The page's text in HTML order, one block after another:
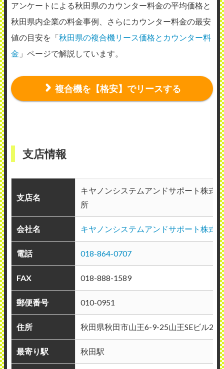
アンケートによる秋田県のカウンター料金の平均価格と
秋田県内企業の料金事例、さらにカウンター料金の最安
値の目安を「秋田県の複合機リース価格とカウンター料
金 」ページで解説しています。
複合機を【格安】でリースする
支店情報
支店名
キヤノンシステムアンドサポート株式
所
会社名 キヤノンシステムアンドサポート株式
電話 018-864-0707
FAX 018-888-1589
郵便番号 010-0951
住所 秋田県秋田市山王6-9-25山王SEビル2F
最寄り駅 秋田駅